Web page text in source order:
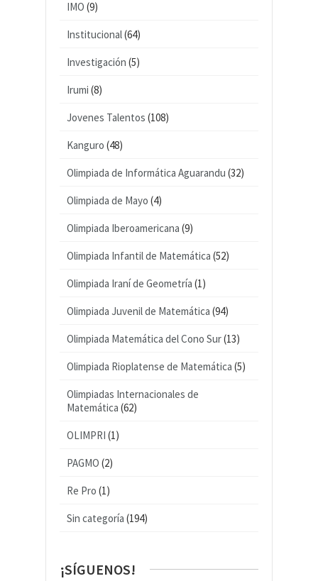
IMO (9)
Institucional(64)
Investigación (5)
Irumi (8)
Jovenes Talentos (108)
Kanguro (48)
Olimpiada de Informática Aguarandu (32)
Olimpiada de Mayo (4)
Olimpiada Iberoamericana (9)
Olimpiada Infantil de Matemática (52)
Olimpiada Iraní de Geometría (1)
Olimpiada Juvenil de Matemática (94)
Olimpiada Matemática del Cono Sur(13)
Olimpiada Rioplatense de Matemática (5)
Olimpiadas Internacionales de
Matemática (62)
OLIMPRI (1)
PAGMO (2)
Re Pro (1)
Sin categoría (194)
¡SÍGUENOS!